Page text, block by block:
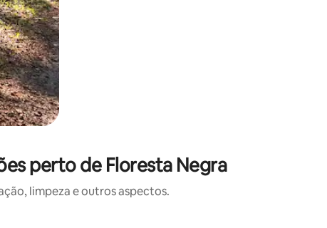
perto de Floresta Negra
limpeza e outros aspectos.